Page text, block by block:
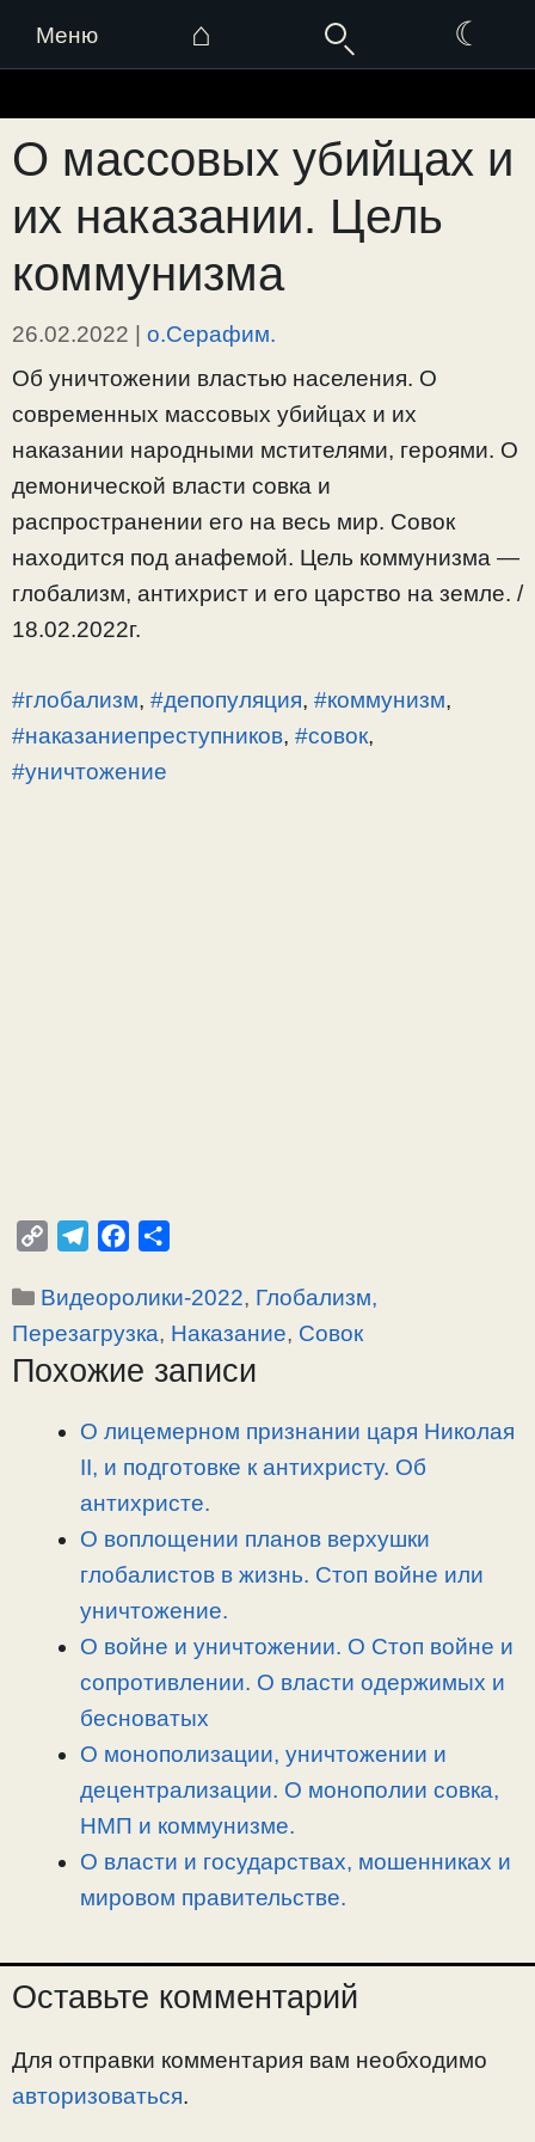
Меню ⌂ ☾
к
содержимому
О массовых убийцах и
их наказании. Цель
коммунизма
26.02.2022 | о.Серафим.
Об уничтожении властью населения. О
современных массовых убийцах и их
наказании народными мстителями, героями. О
демонической власти совка и
распространении его на весь мир. Совок
находится под анафемой. Цель коммунизма —
глобализм, антихрист и его царство на земле. /
18.02.2022г.
#глобализм, #депопуляция, #коммунизм,
#наказаниепреступников, #совок,
#уничтожение
p
y
L
l
e
g
a
c
e
b
п
р
а
Рубрики
Видеоролики-2022, Глобализм,
Перезагрузка, Наказание, Совок
Похожие записи
О лицемерном признании царя Николая
II, и подготовке к антихристу. Об
антихристе.
О воплощении планов верхушки
глобалистов в жизнь. Стоп войне или
уничтожение.
О войне и уничтожении. О Стоп войне и
сопротивлении. О власти одержимых и
бесноватых
О монополизации, уничтожении и
децентрализации. О монополии совка,
НМП и коммунизме.
О власти и государствах, мошенниках и
мировом правительстве.
Оставьте комментарий
Для отправки комментария вам необходимо
авторизоваться.